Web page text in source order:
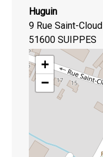
Huguin
9 Rue Saint-Cloud
51600 SUIPPES
+
−